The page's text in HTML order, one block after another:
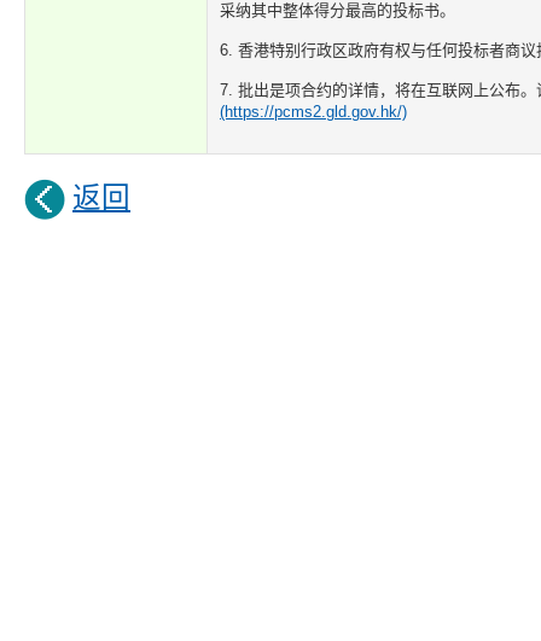
采纳其中整体得分最高的投标书。
6. 香港特别行政区政府有权与任何投标者商
7. 批出是项合约的详情，将在互联网上公布。
(https://pcms2.gld.gov.hk/)
返回